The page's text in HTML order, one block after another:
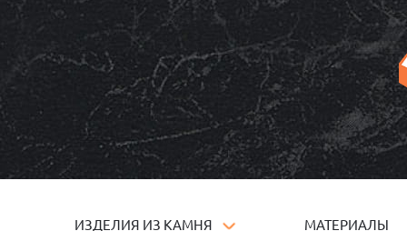
ИЗДЕЛИЯ ИЗ КАМНЯ МАТЕРИАЛЫ